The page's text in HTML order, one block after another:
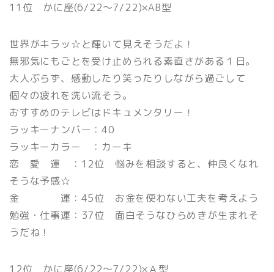
11位 かに座(6/22〜7/22)×AB型
世界がキラッ☆と輝いて見えそうだよ！
無邪気にもごとを受け止められる素直さがある１日。
大人ぶらず、感動したり笑ったりしながら過ごして
個々の疲れを洗い流そう。
おすすめのテレビはドキュメンタリー！
ラッキーナンバー：40
ラッキーカラー ：カーキ
恋 愛 運 ：12位 悩みを相談すると、仲良くなれ
そうな予感☆
金 運：45位 お金を使わない工夫を考えよう
勉強・仕事運：37位 面白そうなひらめきが生まれそ
うだね！
12位 かに座(6/22〜7/22)×Ａ型